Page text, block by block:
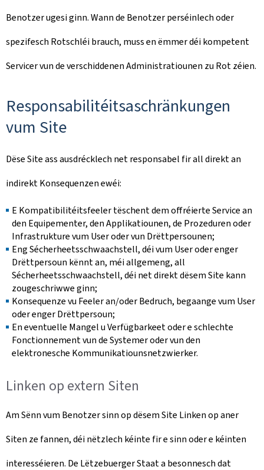
Benotzer ugesi ginn. Wann de Benotzer perséinlech oder
spezifesch Rotschléi brauch, muss en ëmmer déi kompetent
Servicer vun de verschiddenen Administratiounen zu Rot zéien.
Responsabilitéitsaschränkungen
vum Site
Dëse Site ass ausdrécklech net responsabel fir all direkt an
indirekt Konsequenzen ewéi:
E Kompatibilitéitsfeeler tëschent dem offréierte Service an
den Equipementer, den Applikatiounen, de Prozeduren oder
Infrastrukture vum User oder vun Drëttpersounen;
Eng Sécherheetsschwaachstell, déi vum User oder enger
Drëttpersoun kënnt an, méi allgemeng, all
Sécherheetsschwaachstell, déi net direkt dësem Site kann
zougeschriwwe ginn;
Konsequenze vu Feeler an/oder Bedruch, begaange vum User
oder enger Drëttpersoun;
En eventuelle Mangel u Verfügbarkeet oder e schlechte
Fonctionnement vun de Systemer oder vun den
elektronesche Kommunikatiounsnetzwierker.
Linken op extern Siten
Am Sënn vum Benotzer sinn op dësem Site Linken op aner
Siten ze fannen, déi nëtzlech kéinte fir e sinn oder e kéinten
interesséieren. De Lëtzebuerger Staat a besonnesch dat